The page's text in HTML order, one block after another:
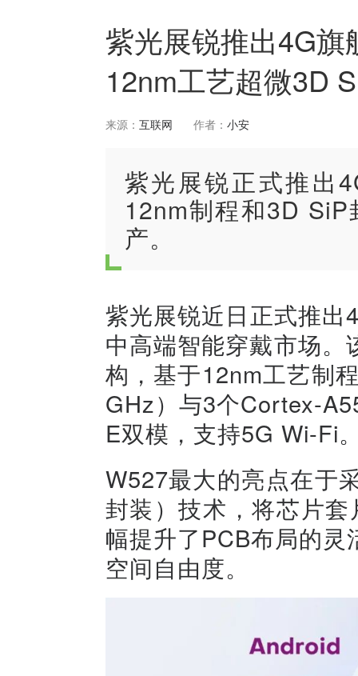
紫光展锐推出4G
12nm工艺超微3D
来源： 互联网 作者： 小安
紫光展锐正式推出
12nm制程和3D
产。
紫光展锐近日正式推
中高端智能穿戴市场
构，基于12nm工艺制
GHz）与3个Cortex-
E双模，支持5G Wi-Fi
W527最大的亮点在于
封装）技术，将芯片
幅提升了PCB布局的
空间自由度。